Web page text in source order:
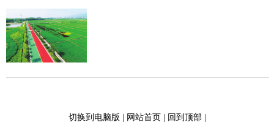
切换到电脑版 | 网站首页| 回到顶部|